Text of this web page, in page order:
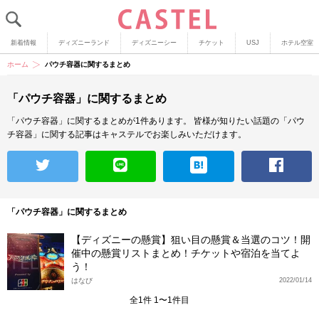
新着情報 ディズニーランド ディズニーシー チケット USJ ホテル空室
ホーム パウチ容器に関するまとめ
「パウチ容器」に関するまとめ
「パウチ容器」に関するまとめが1件あります。
皆様が知りたい話題の「パウ
チ容器」に関する記事はキャステルでお楽しみいただけます。
「パウチ容器」に関するまとめ
【ディズニーの懸賞】狙い目の懸賞＆当選のコツ！開
催中の懸賞リストまとめ！チケットや宿泊を当てよ
う！
2022/01/14
はなび
全1件 1〜1件目